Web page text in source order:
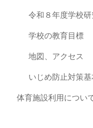
令和８年度学校
学校の教育目標
地図、アクセス
いじめ防止対策
体育施設利用につい